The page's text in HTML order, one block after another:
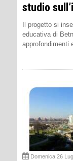
studio
Il progetto si
educativa di
approfondimenti
Domenica 26